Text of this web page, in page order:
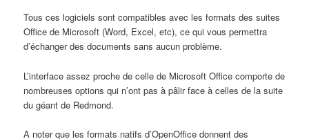
Tous ces logiciels sont compatibles avec les formats des suites
Office de Microsoft (Word, Excel, etc), ce qui vous permettra
d’échanger des documents sans aucun problème.
L’interface assez proche de celle de Microsoft Office comporte de
nombreuses options qui n’ont pas à pâlir face à celles de la suite
du géant de Redmond.
A noter que les formats natifs d’OpenOffice donnent des